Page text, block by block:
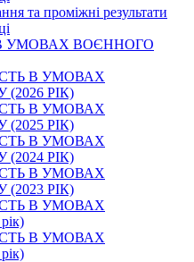
та проміжні результати
УМОВАХ ВОЄННОГО
В УМОВАХ
РІК)
В УМОВАХ
РІК)
В УМОВАХ
РІК)
В УМОВАХ
РІК)
В УМОВАХ
В УМОВАХ